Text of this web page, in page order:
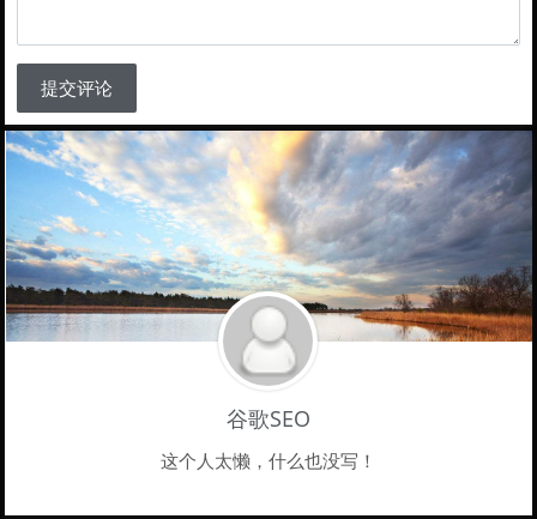
提交评论
谷歌SEO
这个人太懒，什么也没写！